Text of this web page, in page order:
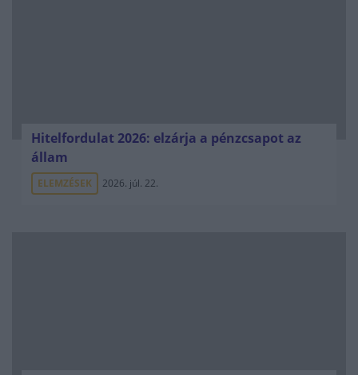
Hitelfordulat 2026: elzárja a pénzcsapot az
állam
ELEMZÉSEK 2026. júl. 22.